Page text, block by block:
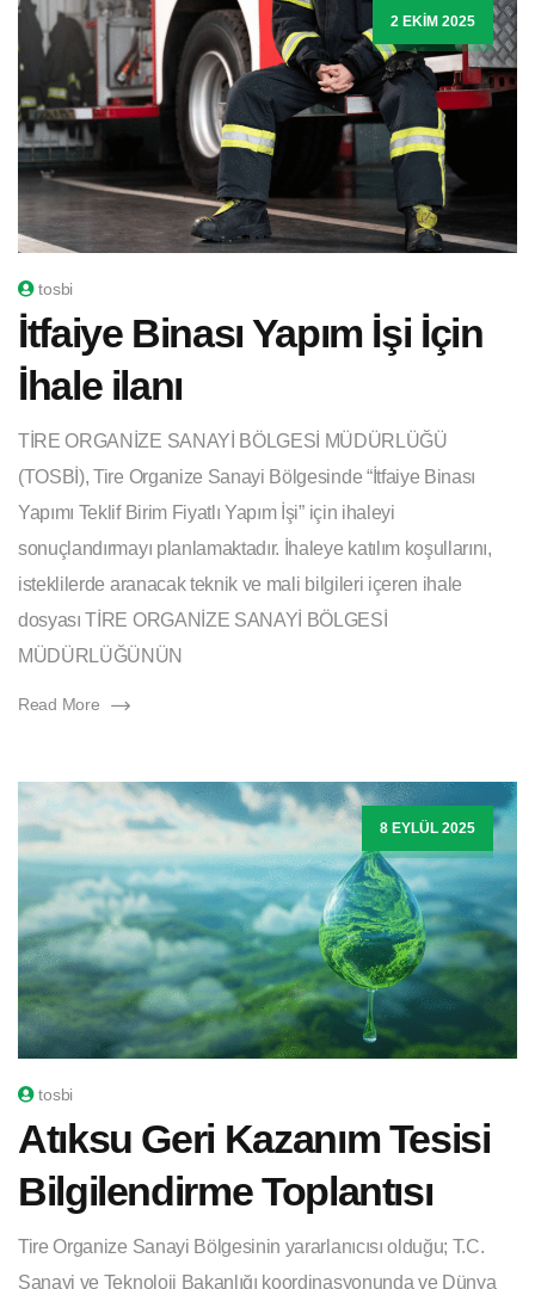
2 EKIM 2025
tosbi
İtfaiye Binası Yapım İşi İçin
İhale ilanı
TİRE ORGANİZE SANAYİ BÖLGESİ MÜDÜRLÜĞÜ
(TOSBİ), Tire Organize Sanayi Bölgesinde “İtfaiye Binası
Yapımı Teklif Birim Fiyatlı Yapım İşi” için ihaleyi
sonuçlandırmayı planlamaktadır. İhaleye katılım koşullarını,
isteklilerde aranacak teknik ve mali bilgileri içeren ihale
dosyası TİRE ORGANİZE SANAYİ BÖLGESİ
MÜDÜRLÜĞÜNÜN
Read More
8 EYLÜL 2025
tosbi
Atıksu Geri Kazanım Tesisi
Bilgilendirme Toplantısı
Tire Organize Sanayi Bölgesinin yararlanıcısı olduğu; T.C.
Sanayi ve Teknoloji Bakanlığı koordinasyonunda ve Dünya